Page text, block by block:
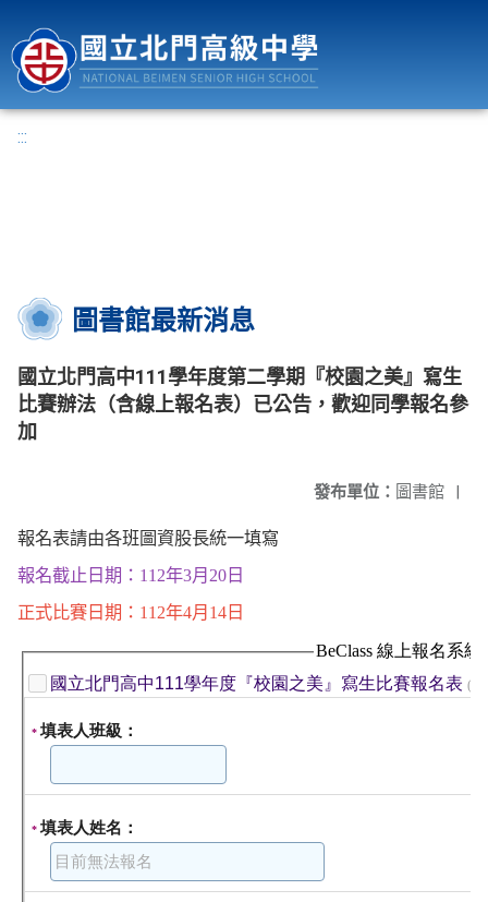
:::
圖書館最新消息
國立北門高中111學年度第二學期『校園之美』寫生
比賽辦法（含線上報名表）已公告，歡迎同學報名參
加
發布單位： 圖書館 |
報名表請由各班圖資股長統一填寫
報名截止日期：112年3月20日
正式比賽日期：112年4月14日